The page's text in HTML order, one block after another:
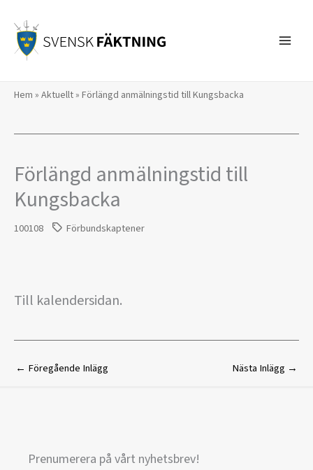
innehåll
Hem » Aktuellt» Förlängd anmälningstid till Kungsbacka
Förlängd anmälningstid till
Kungsbacka
100108 Förbundskaptener
Till kalendersidan.
← Föregående Inlägg Nästa Inlägg →
Prenumerera på vårt nyhetsbrev!